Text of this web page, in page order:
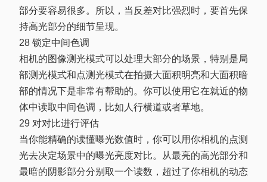
部分要容易很多。所以，当反差对比强烈时，要首先保
持高光部分的细节呈现。
28 锁定中间色调
相机的图像测光模式可以处理大部分的场景，特别是局
部测光模式和点测光模式在拍摄大面积明亮和大面积暗
部的情况下是非常有帮助的。你可以使用它在就近的物
体中读取中间色调，比如人行横道或者草地。
29 对对比进行评估
当你能精确的读懂曝光数值时，你可以用你相机的点测
光去决定场景中的曝光亮度对比。从最亮的高光部分和
最暗的阴影部分分别取一个读数，超过了你相机的动态